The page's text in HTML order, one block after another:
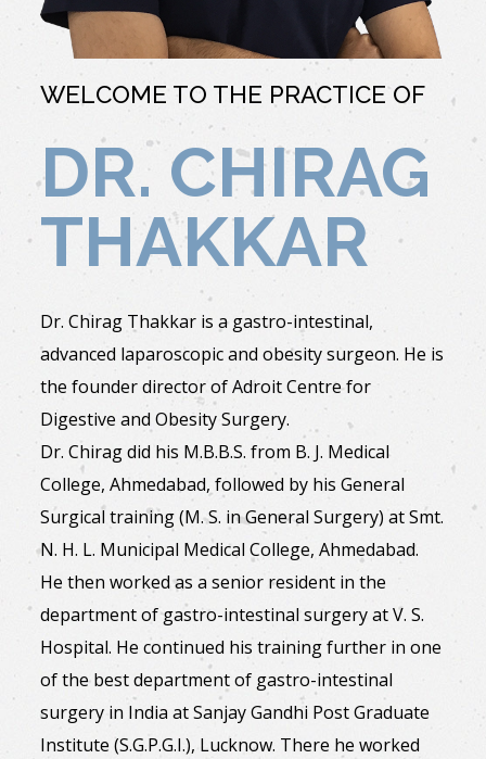
WELCOME TO THE PRACTICE OF
DR. CHIRAG
THAKKAR
Dr. Chirag Thakkar is a gastro-intestinal,
advanced laparoscopic and obesity surgeon. He is
the founder director of Adroit Centre for
Digestive and Obesity Surgery.
Dr. Chirag did his M.B.B.S. from B. J. Medical
College, Ahmedabad, followed by his General
Surgical training (M. S. in General Surgery) at Smt.
N. H. L. Municipal Medical College, Ahmedabad.
He then worked as a senior resident in the
department of gastro-intestinal surgery at V. S.
Hospital. He continued his training further in one
of the best department of gastro-intestinal
surgery in India at Sanjay Gandhi Post Graduate
Institute (S.G.P.G.I.), Lucknow. There he worked